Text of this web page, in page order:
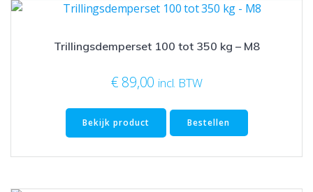
Trillingsdemperset 100 tot 350 kg – M8
€ 89,00 incl. BTW
Bekijk product Bestellen